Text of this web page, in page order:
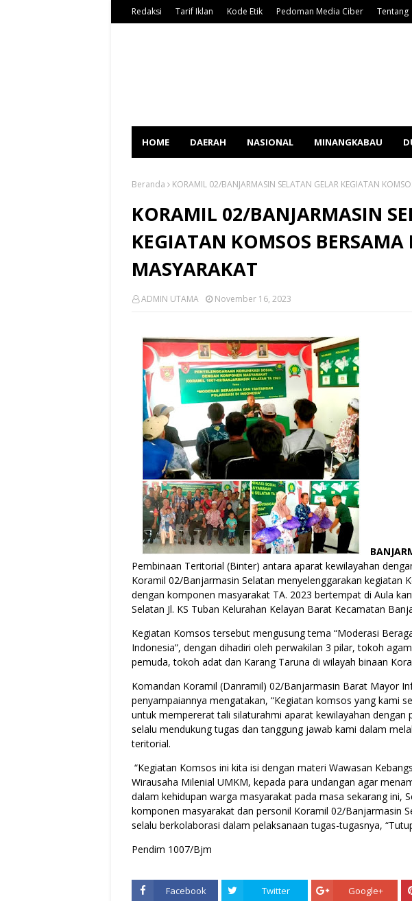
Redaksi Tarif Iklan Kode Etik Pedoman Media Ciber Tentang
HOME DAERAH NASIONAL MINANGKABAU
Beranda KORAMIL 02/BANJARMASIN SELATAN GELAR KEGIATAN
KORAMIL 02/BANJARMASIN
KEGIATAN KOMSOS
MASYARAKAT
ADMIN UTAMA November 16, 2023
Pembinaan Teritorial (Binter) antara aparat kewilayahan
Koramil 02/Banjarmasin Selatan menyelenggarakan kegiatan
dengan komponen masyarakat TA. 2023 bertempat di Aula
Selatan Jl. KS Tuban Kelurahan Kelayan Barat Kecamatan
Kegiatan Komsos tersebut mengusung tema “Moderasi
Indonesia”, dengan dihadiri oleh perwakilan 3 pilar, tokoh
pemuda, tokoh adat dan Karang Taruna di wilayah binaan
Komandan Koramil (Danramil) 02/Banjarmasin Barat Mayor
penyampaiannya mengatakan, “Kegiatan komsos yang kami
untuk mempererat tali silaturahmi aparat kewilayahan dengan
selalu mendukung tugas dan tanggung jawab kami dalam
teritorial.
“Kegiatan Komsos ini kita isi dengan materi Wawasan
Wirausaha Milenial UMKM, kepada para undangan agar
dalam kehidupan warga masyarakat pada masa sekarang ini,
komponen masyarakat dan personil Koramil 02/Banjarmasin
selalu berkolaborasi dalam pelaksanaan tugas-tugasnya,
Pendim 1007/Bjm
Facebook Twitter Google+